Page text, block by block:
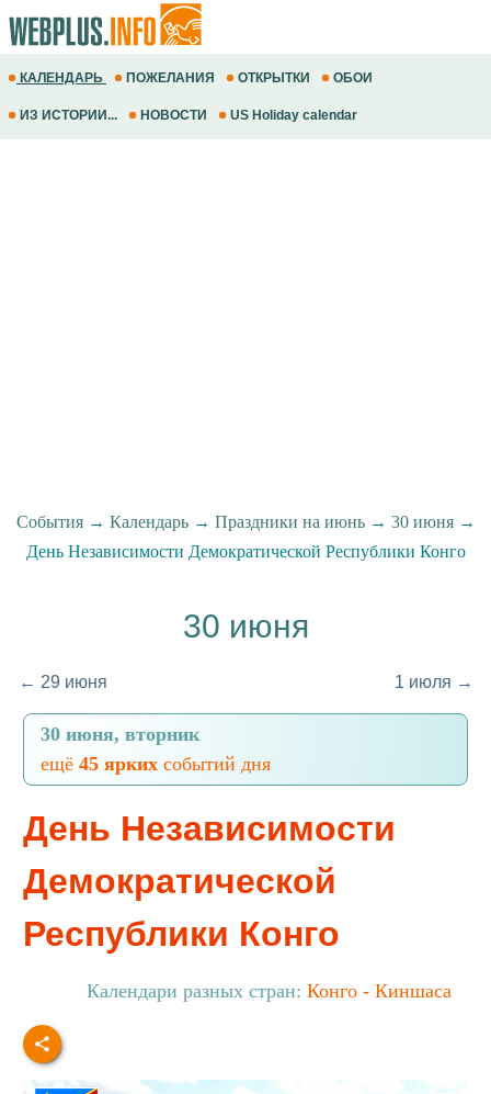
КАЛЕНДАРЬ ПОЖЕЛАНИЯ ОТКРЫТКИ ОБОИ
ИЗ ИСТОРИИ... НОВОСТИ US Holiday calendar
События→ Календарь→ Праздники на июнь→ 30 июня→
День Независимости Демократической Республики Конго
30 июня
← 29 июня 1 июля →
30 июня, вторник
ещё 45 ярких событий дня
День Независимости
Демократической
Республики Конго
Календари разных стран: Конго - Киншаса